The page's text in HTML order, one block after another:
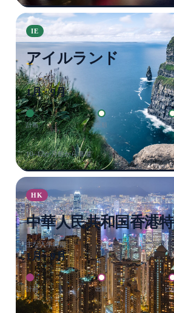
IE
アイルランド
主な入学時期
1月 · 9月
計画 出願 ビ
10–12か月前から準備
HK
中華人民共和国香港
主な入学時期
1月 · 9月
計画 出願 ビ